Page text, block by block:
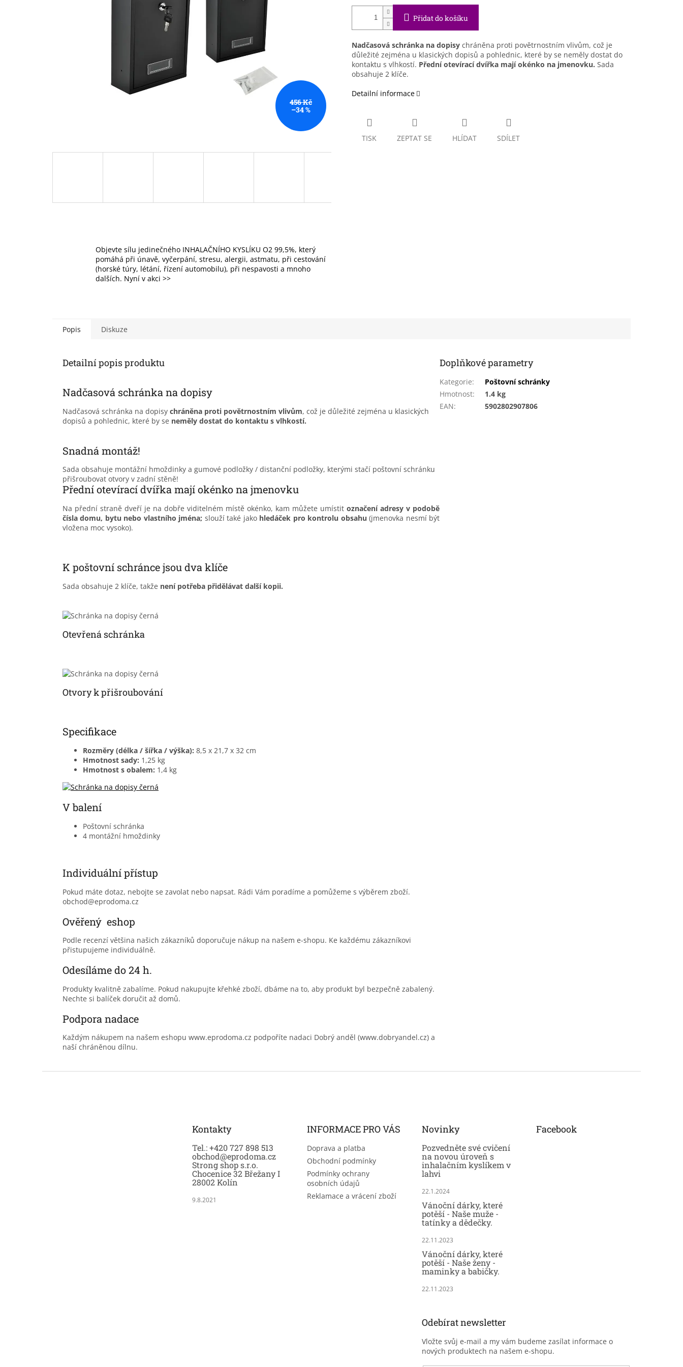
456 Kč
–34 %
Přidat do košíku
Nadčasová schránka na dopisy chráněna proti povětrnostním vlivům, což je
důležité zejména u klasických dopisů a pohlednic, které by se neměly dostat do
kontaktu s vlhkostí. Přední otevírací dvířka mají okénko na jmenovku. Sada
obsahuje 2 klíče.
Detailní informace
TISK ZEPTAT SE HLÍDAT SDÍLET
Objevte sílu jedinečného INHALAČNÍHO KYSLÍKU O2 99,5%, který
pomáhá při únavě, vyčerpání, stresu, alergii, astmatu, při cestování
(horské túry, létání, řízení automobilu), při nespavosti a mnoho
dalších. Nyní v akci >>
Popis Diskuze
Detailní popis produktu
Nadčasová schránka na dopisy
Nadčasová schránka na dopisy chráněna proti povětrnostním vlivům, což je důležité zejména u klasických
dopisů a pohlednic, které by se neměly dostat do kontaktu s vlhkostí.
Snadná montáž!
Sada obsahuje montážní hmoždinky a gumové podložky / distanční podložky, kterými stačí poštovní schránku
přišroubovat otvory v zadní stěně!
Přední otevírací dvířka mají okénko na jmenovku
Na přední straně dveří je na dobře viditelném místě okénko, kam můžete umístitoznačení adresy v podobě
čísla domu, bytu nebo vlastního jména; slouží také jako hledáček pro kontrolu obsahu (jmenovka nesmí být
vložena moc vysoko).
K poštovní schránce jsou dva klíče
Sada obsahuje 2 klíče, takže není potřeba přidělávat další kopii.
Otevřená schránka
Otvory k přišroubování
Specifikace
Rozměry (délka / šířka / výška): 8,5 x 21,7 x 32 cm
Hmotnost sady: 1,25 kg
Hmotnost s obalem: 1,4 kg
V balení
Poštovní schránka
4 montážní hmoždinky
Individuální přístup
Pokud máte dotaz, nebojte se zavolat nebo napsat. Rádi Vám poradíme a pomůžeme s výběrem zboží.
obchod@eprodoma.cz
Ověřený eshop
Podle recenzí většina našich zákazníků doporučuje nákup na našem e-shopu. Ke každému zákazníkovi
přistupujeme individuálně.
Odesíláme do 24 h.
Produkty kvalitně zabalíme. Pokud nakupujte křehké zboží, dbáme na to, aby produkt byl bezpečně zabalený.
Nechte si balíček doručit až domů.
Podpora nadace
Každým nákupem na našem eshopu www.eprodoma.cz podpoříte nadaci Dobrý anděl (www.dobryandel.cz) a
naší chráněnou dílnu.
Doplňkové parametry
Kategorie:
Poštovní schránky
Hmotnost:
1.4 kg
EAN: 5902802907806
Kontakty
Tel.: +420 727 898 513
obchod@eprodoma.cz
Strong shop s.r.o.
Chocenice 32 Břežany I
28002 Kolín
9.8.2021
INFORMACE PRO VÁS
Doprava a platba
Obchodní podmínky
Podmínky ochrany
osobních údajů
Reklamace a vrácení zboží
Novinky
Pozvedněte své cvičení
na novou úroveň s
inhalačním kyslíkem v
lahvi
22.1.2024
Vánoční dárky, které
potěší - Naše muže -
tatínky a dědečky.
22.11.2023
Vánoční dárky, které
potěší - Naše ženy -
maminky a babičky.
22.11.2023
Facebook
Odebírat newsletter
Vložte svůj e-mail a my vám budeme zasílat informace o
nových produktech na našem e-shopu.